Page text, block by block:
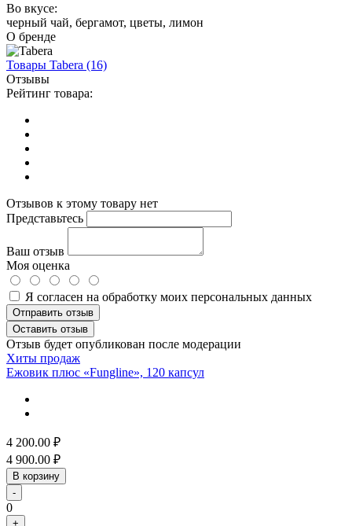
Во вкусе:
черный чай, бергамот, цветы, лимон
О бренде
Товары Tabera (16)
Отзывы
Рейтинг товара:
Отзывов к этому товару нет
Представьтесь
Ваш отзыв
Моя оценка
Я согласен на обработку моих персональных данных
Отправить отзыв
Оставить отзыв
Отзыв будет опубликован после модерации
Хиты продаж
Ежовик плюс «Fungline», 120 капсул
4 200.00 ₽
4 900.00 ₽
В корзину
-
0
+